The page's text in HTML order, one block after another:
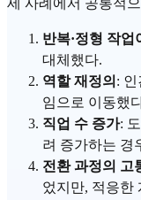
세 사례에서 공통적
반복·정형 작업
대체했다.
역할 재정의 :
임으로 이동했
직업 수 증가:
려 증가하는 경
전환 과정의 고
었지만, 적응한